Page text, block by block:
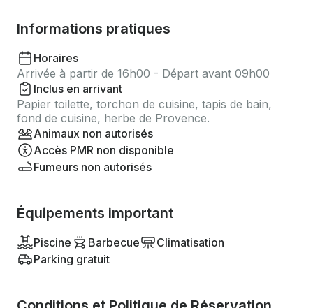
Informations pratiques
Horaires
Arrivée à partir de 16h00 - Départ avant 09h00
Inclus en arrivant
Papier toilette, torchon de cuisine, tapis de bain,
fond de cuisine, herbe de Provence.
Animaux non autorisés
Accès PMR non disponible
Fumeurs non autorisés
Équipements important
Piscine Barbecue
Climatisation
Parking gratuit